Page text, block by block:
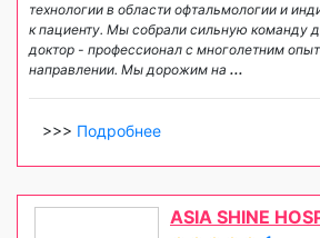
технологии в области офтальмологии и
к пациенту. Мы собрали сильную команду
доктор - профессионал с многолетним
направлении. Мы дорожим на ...
>>> Подробнее
ASIA SHINE